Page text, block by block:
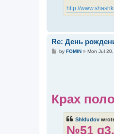
http://
Re: День
Pby FOMIN» Mon Jul
Крах
Shkludov
№51